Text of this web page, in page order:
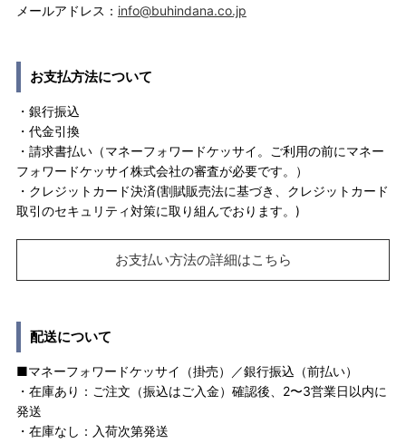
メールアドレス： info@buhindana.co.jp
お支払方法について
・銀行振込
・代金引換
・請求書払い（マネーフォワードケッサイ。ご利用の前にマネー
フォワードケッサイ株式会社の審査が必要です。）
・クレジットカード決済(割賦販売法に基づき、クレジットカード
取引のセキュリティ対策に取り組んでおります。)
お支払い方法の詳細はこちら
配送について
■マネーフォワードケッサイ（掛売）／銀行振込（前払い）
・在庫あり：ご注文（振込はご入金）確認後、2〜3営業日以内に
発送
・在庫なし：入荷次第発送